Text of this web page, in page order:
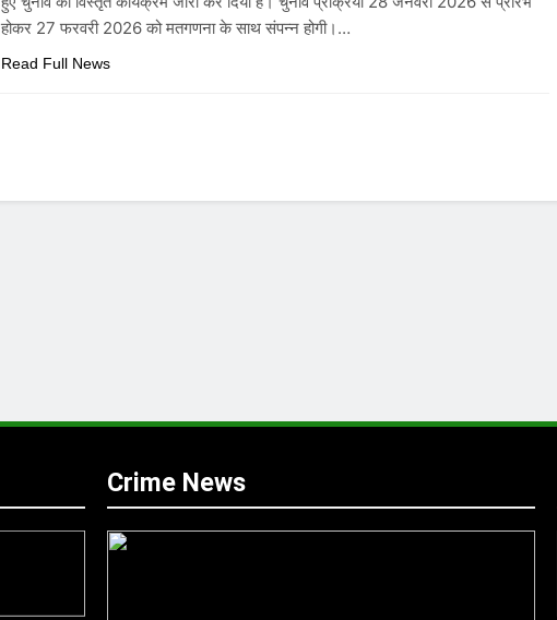
होकर 27 फरवरी 2026 को मतगणना के साथ संपन्न होगी।…
Read Full News
Crime News